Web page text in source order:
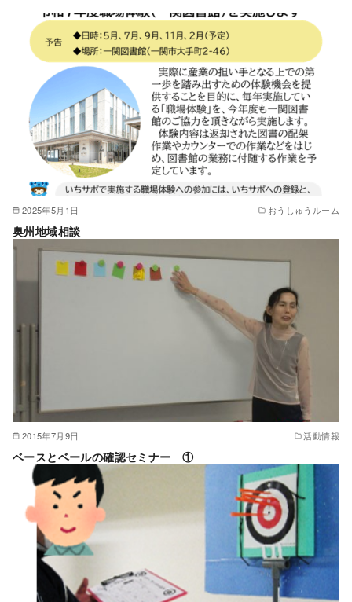
2025年5月1日 おうしゅうルーム
奥州地域相談
2015年7月9日 活動情報
ベースとベールの確認セミナー ①